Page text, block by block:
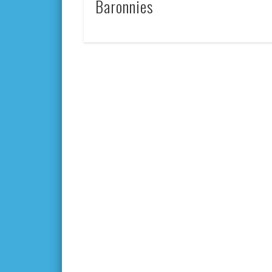
Baronnies